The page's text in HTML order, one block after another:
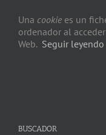
Una cookie es un
ordenador al
Web. Seguir leyendo
BUSCADOR